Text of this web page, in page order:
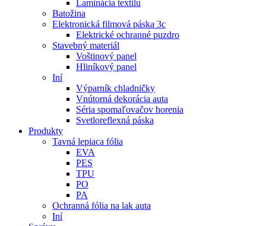
Laminácia textilu
Batožina
Elektronická filmová páska 3c
Elektrické ochranné puzdro
Stavebný materiál
Voštinový panel
Hliníkový panel
Iní
Výparník chladničky
Vnútorná dekorácia auta
Séria spomaľovačov horenia
Svetloreflexná páska
Produkty
Tavná lepiaca fólia
EVA
PES
TPU
PO
PA
Ochranná fólia na lak auta
Iní